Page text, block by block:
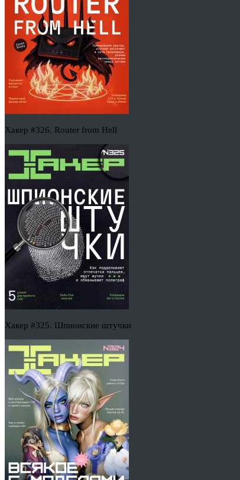
Хакер #326. Router from Hell
Хакер #325. Шпионские штучки